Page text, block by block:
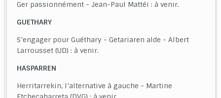
Ger passionnément - Jean-Paul Mattéi : à venir.
GUETHARY
S’engager pour Guéthary - Getariaren alde - Albert
Larrousset (UD) : à venir.
HASPARREN
Herritarrekin, l’alternative à gauche - Martine